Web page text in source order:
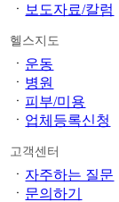
ㆍ 보도자료/칼럼
헬스지도
ㆍ 운동
ㆍ 병원
ㆍ 피부/미용
ㆍ 업체등록신청
고객센터
ㆍ 자주하는 질문
ㆍ 문의하기